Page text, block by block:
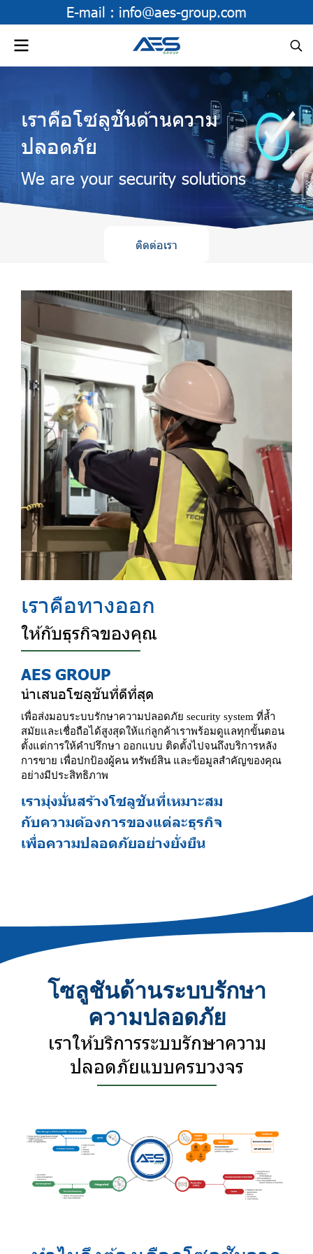
E-mail : info@aes-group.com
เราคือโซลูชันด้านความ
ปลอดภัย
We are your security solutions
ติดต่อเรา
เราคือทางออก
ให้กับธุรกิจของคุณ
AES GROUP
นำเสนอโซลูชันที่ดีที่สุด
เพื่อส่งมอบระบบรักษาความปลอดภัย security system ที่ล้ำ
สมัยและเชื่อถือได้สูงสุดให้แก่ลูกค้าเราพร้อมดูแลทุกขั้นตอน
ตั้งแต่การให้คำปรึกษา ออกแบบ ติดตั้งไปจนถึงบริการหลัง
การขาย เพื่อปกป้องผู้คน ทรัพย์สิน และข้อมูลสำคัญของคุณ
อย่างมีประสิทธิภาพ
เรามุ่งมั่นสร้างโซลูชันที่เหมาะสม
กับความต้องการของแต่ละธุรกิจ
เพื่อความปลอดภัยอย่างยั่งยืน
โซลูชันด้านระบบรักษา
ความปลอดภัย
เราให้บริการระบบรักษาความ
ปลอดภัยแบบครบวงจร